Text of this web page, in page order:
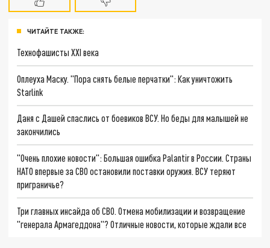
ЧИТАЙТЕ ТАКЖЕ:
Технофашисты XXI века
Оплеуха Маску. "Пора снять белые перчатки": Как уничтожить
Starlink
Даня с Дашей спаслись от боевиков ВСУ. Но беды для малышей не
закончились
"Очень плохие новости": Большая ошибка Palantir в России. Страны
НАТО впервые за СВО остановили поставки оружия. ВСУ теряют
приграничье?
Три главных инсайда об СВО. Отмена мобилизации и возвращение
"генерала Армагеддона"? Отличные новости, которые ждали все